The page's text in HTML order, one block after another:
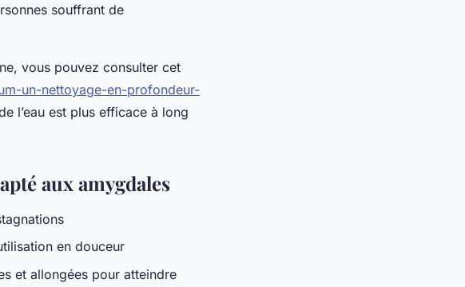
souffrant de
vous pouvez consulter cet
un-nettoyage-en-profondeur-
l’eau est plus efficace à long
aux amygdales
en douceur
et allongées pour atteindre